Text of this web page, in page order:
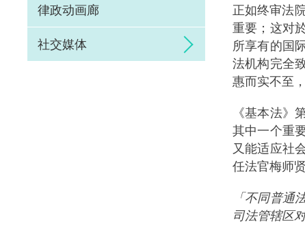
律政动画廊
社交媒体
正如终审法
重要；这对
所享有的国
法机构完全
惠而实不至
《基本法》
其中一个重
又能适应社
任法官梅师
「不同普
司法管辖区